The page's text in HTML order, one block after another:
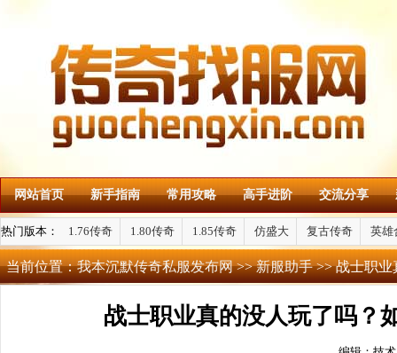
网站首页 新手指南 常用攻略 高手进阶 交流分享
热门版本： 1.76传奇 1.80传奇 1.85传奇 仿盛大 复古传奇 英雄
当前位置：我本沉默传奇私服发布网>>新服助手>> 战士职业
战士职业真的没人玩了吗？